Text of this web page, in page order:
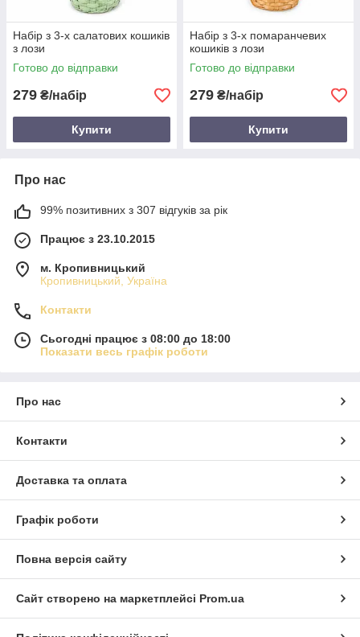
Набір з 3-х салатових кошиків
з лози
Готово до відправки
279 ₴/набір
Купити
Набір з 3-х помаранчевих
кошиків з лози
Готово до відправки
279 ₴/набір
Купити
Про нас
99% позитивних з 307 відгуків за рік
Працює з 23.10.2015
м. Кропивницький
Кропивницький, Україна
Контакти
Сьогодні працює з 08:00 до 18:00
Показати весь графік роботи
Про нас
Контакти
Доставка та оплата
Графік роботи
Повна версія сайту
Сайт створено на маркетплейсі Prom.ua